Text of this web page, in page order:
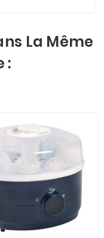
La Même
: